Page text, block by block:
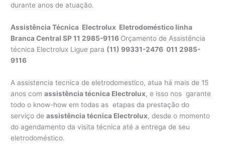
durante anos de atuação.
Assistência Técnica Electrolux Eletrodoméstico linha
BrancaCentral SP 11 2985-9116 Orçamento de Assistência
técnica Electrolux Ligue para (11) 99331-2476 011 2985-
9116
A assistencia tecnica de eletrodomestico, atua há mais de 15
anos comassistência técnica Electrolux, e isso nos garante
todo o know-how em todas as etapas da prestação do
serviço deassistência técnica Electrolux, desde o momento
do agendamento da visita técnica até a entrega de seu
eletrodoméstico.